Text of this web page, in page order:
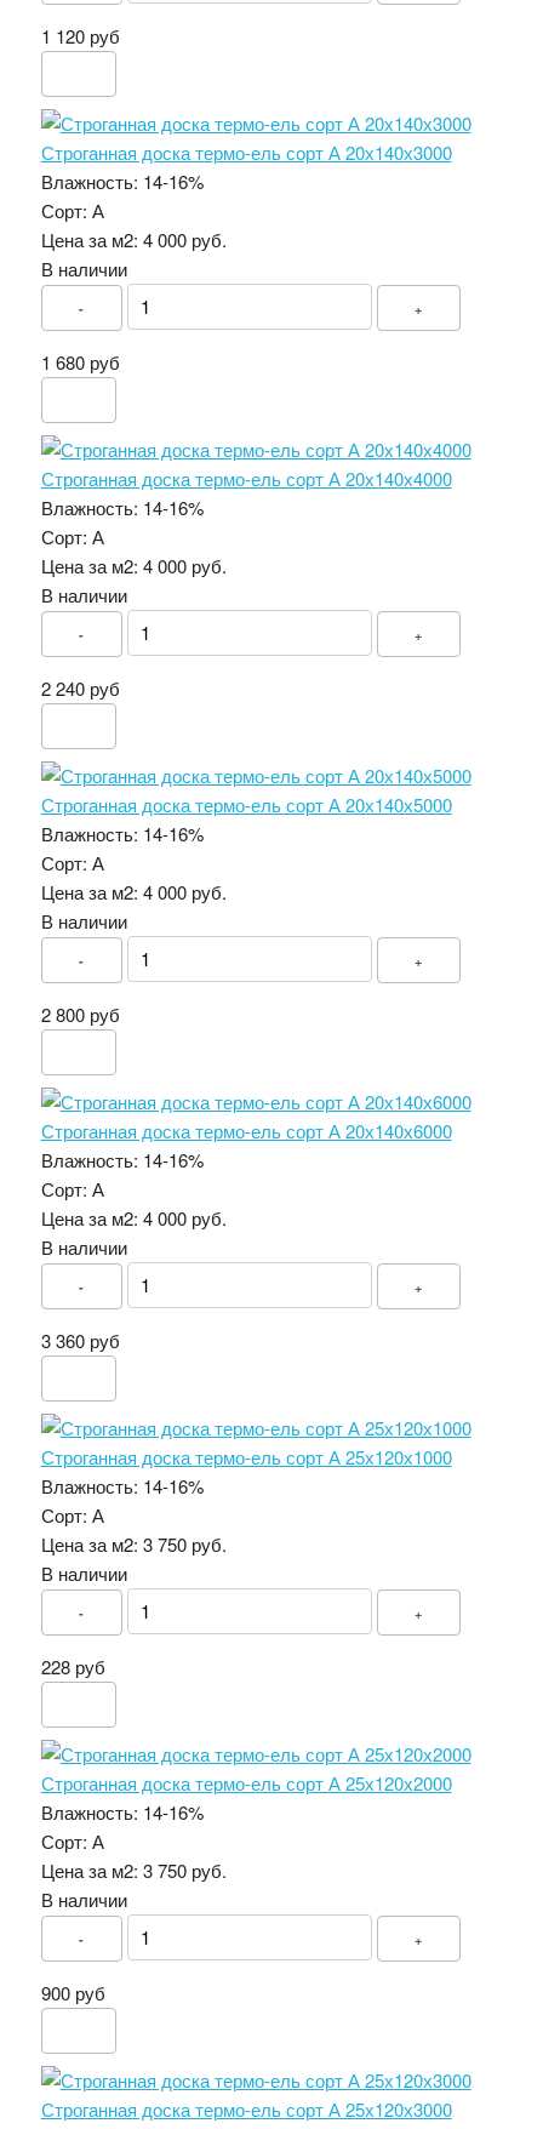
1 120 руб
Строганная доска термо-ель сорт А 20х140х3000
Влажность: 14-16%
Сорт: А
Цена за м2: 4 000 руб.
В наличии
- +
1 680 руб
Строганная доска термо-ель сорт А 20х140х4000
Влажность: 14-16%
Сорт: А
Цена за м2: 4 000 руб.
В наличии
- +
2 240 руб
Строганная доска термо-ель сорт А 20х140х5000
Влажность: 14-16%
Сорт: А
Цена за м2: 4 000 руб.
В наличии
- +
2 800 руб
Строганная доска термо-ель сорт А 20х140х6000
Влажность: 14-16%
Сорт: А
Цена за м2: 4 000 руб.
В наличии
- +
3 360 руб
Строганная доска термо-ель сорт А 25х120х1000
Влажность: 14-16%
Сорт: А
Цена за м2: 3 750 руб.
В наличии
- +
228 руб
Строганная доска термо-ель сорт А 25х120х2000
Влажность: 14-16%
Сорт: А
Цена за м2: 3 750 руб.
В наличии
- +
900 руб
Строганная доска термо-ель сорт А 25х120х3000